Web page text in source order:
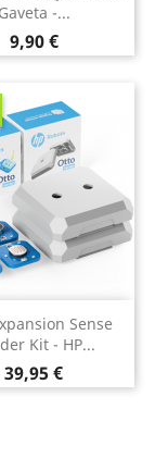
Gaveta -...
Preço
9,90 €
Sense
Kit - HP...
Preço
39,95 €